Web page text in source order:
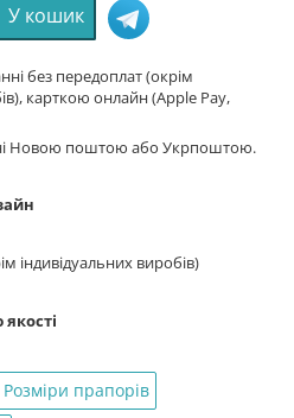
У кошик
без передоплат (окрім
карткою онлайн (Apple Pay,
Новою поштою або Укрпоштою.
індивідуальних виробів)
Розміри прапорів